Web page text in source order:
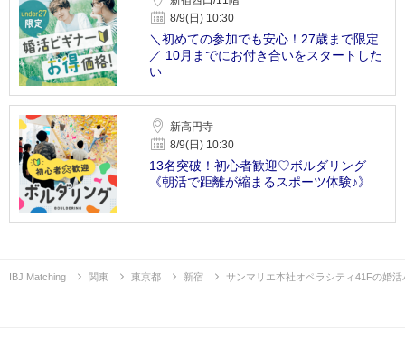
8/9(日) 10:30
＼初めての参加でも安心！27歳まで限定
／ 10月までにお付き合いをスタートした
い
新高円寺
8/9(日) 10:30
13名突破！初心者歓迎♡ボルダリング
《朝活で距離が縮まるスポーツ体験♪》
IBJ Matching 関東 東京都 新宿 サンマリエ本社オペラシティ41Fの婚活